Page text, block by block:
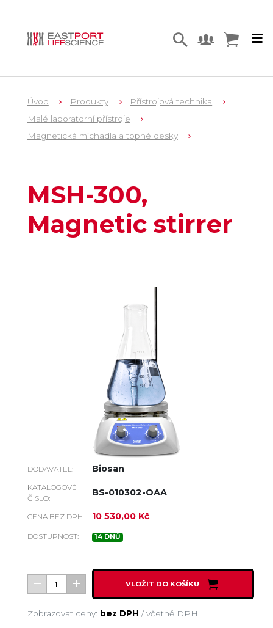
Úvod Produkty
Přístrojová technika
Malé laboratorní přístroje
Magnetická míchadla a topné desky
MSH-300,
Magnetic stirrer
DODAVATEL: Biosan
KATALOGOVÉ
ČÍSLO:
BS-010302-OAA
CENA BEZ DPH: 10 530,00 Kč
DOSTUPNOST: 14 DNŮ
VLOŽIT DO KOŠÍKU
Zobrazovat ceny: bez DPH /včetně DPH